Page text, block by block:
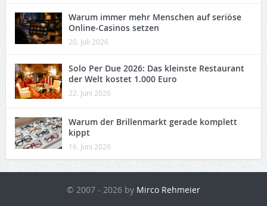
Warum immer mehr Menschen auf seriöse
Online-Casinos setzen
20. Juli 2026
Solo Per Due 2026: Das kleinste Restaurant
der Welt kostet 1.000 Euro
22. Juni 2026
Warum der Brillenmarkt gerade komplett
kippt
16. Juni 2026
© 2007 - 2026 by Mirco Rehmeier